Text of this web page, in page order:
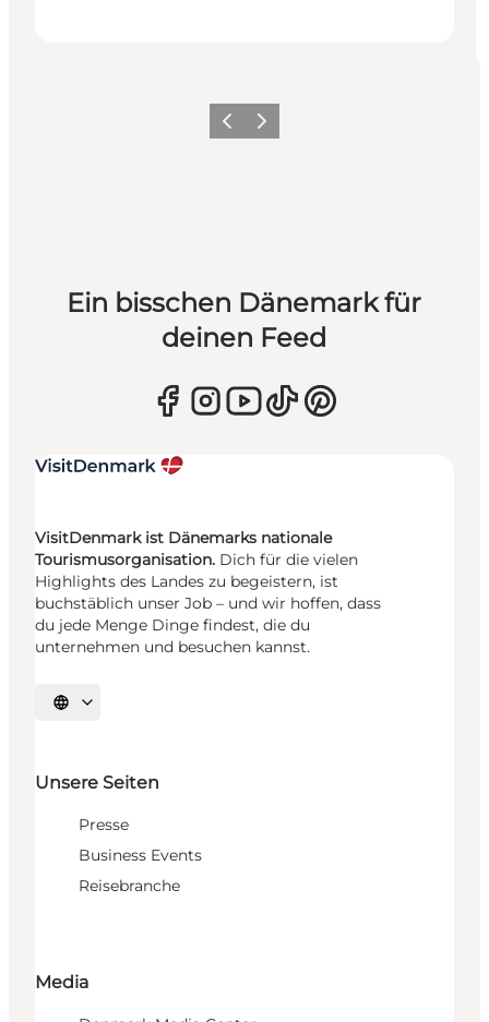
ZurückWeiter
Ein bisschen Dänemark für
deinen Feed
VisitDenmark ist Dänemarks nationale
Tourismusorganisation. Dich für die vielen
Highlights des Landes zu begeistern, ist
buchstäblich unser Job – und wir hoffen, dass
du jede Menge Dinge findest, die du
unternehmen und besuchen kannst.
Sprache auswählen
Unsere Seiten
Presse
Business Events
Reisebranche
Media